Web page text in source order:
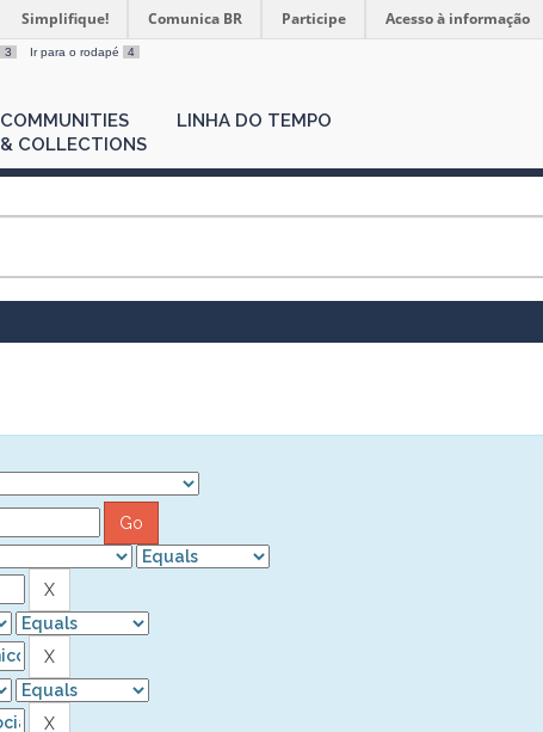
Simplifique! Comunica BR Participe Acesso à informação
3 Ir para o rodapé 4
COMMUNITIES
& COLLECTIONS
LINHA DO TEMPO